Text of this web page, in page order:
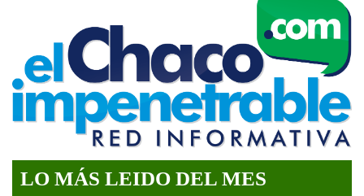
LO MÁS LEIDO DEL MES